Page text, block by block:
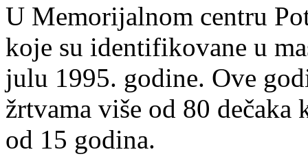
U Memorijalnom centru
koje su identifikovane u
julu 1995. godine. Ove
žrtvama više od 80
od 15 godina.